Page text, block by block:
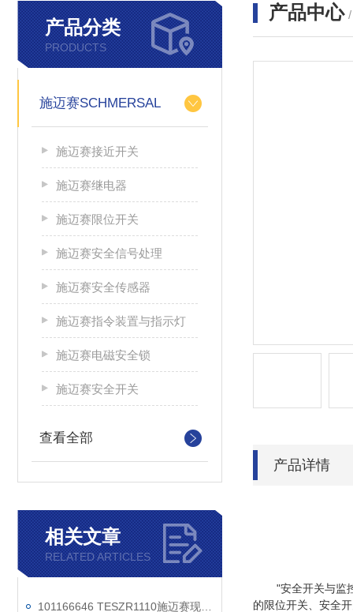
产品分类
PRODUCTS
施迈赛SCHMERSAL
施迈赛接近开关
施迈赛继电器
施迈赛限位开关
施迈赛安全信号处理
施迈赛安全传感器
施迈赛指令装置与指示灯
施迈赛电磁安全锁
施迈赛安全开关
查看全部
相关文章
RELATED ARTICLES
产品中心
产品详情
"安全开关与监
的限位开关、安全